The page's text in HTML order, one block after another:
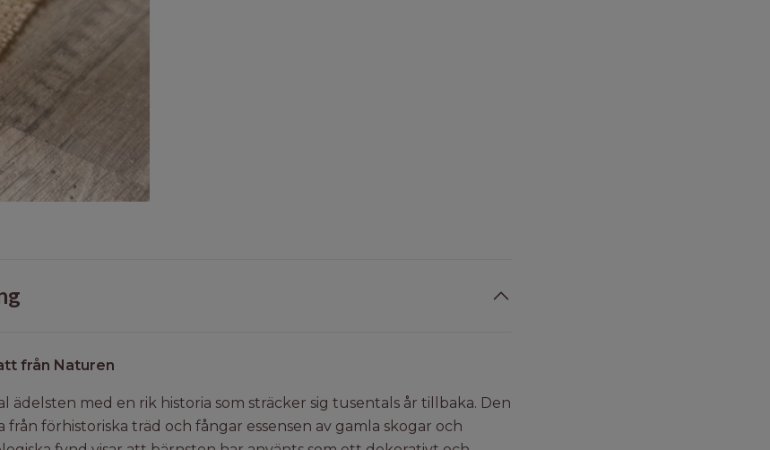
från Naturen
ädelsten med en rik historia som sträcker sig tusentals år tillbaka. Den
från förhistoriska träd och fångar essensen av gamla skogar och